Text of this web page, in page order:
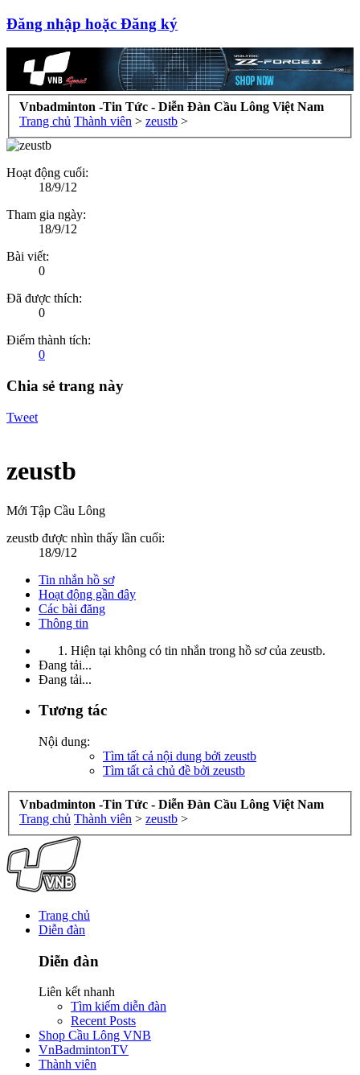
Đăng nhập hoặc Đăng ký
Vnbadminton -Tin Tức - Diễn Đàn Cầu Lông Việt Nam
Trang chủ Thành viên > zeustb >
Hoạt động cuối:
18/9/12
Tham gia ngày:
18/9/12
Bài viết:
0
Đã được thích:
0
Điểm thành tích:
0
Chia sẻ trang này
Tweet
zeustb
Mới Tập Cầu Lông
zeustb được nhìn thấy lần cuối:
18/9/12
Tin nhắn hồ sơ
Hoạt động gần đây
Các bài đăng
Thông tin
Hiện tại không có tin nhắn trong hồ sơ của zeustb.
Đang tải...
Đang tải...
Tương tác
Nội dung:
Tìm tất cả nội dung bởi zeustb
Tìm tất cả chủ đề bởi zeustb
Vnbadminton -Tin Tức - Diễn Đàn Cầu Lông Việt Nam
Trang chủ Thành viên > zeustb >
Trang chủ
Diễn đàn
Diễn đàn
Liên kết nhanh
Tìm kiếm diễn đàn
Recent Posts
Shop Cầu Lông VNB
VnBadmintonTV
Thành viên